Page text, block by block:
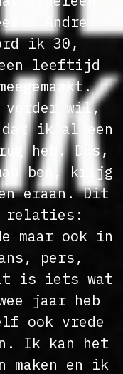
Andre:
ik 30,
leeftijd
verder wil,
dat ik al een
heb. Dus,
ben, krijg
eraan. Dit
relaties:
maar ook in
pers,
is iets wat
jaar heb
ook vrede
Ik kan het
maken en ik